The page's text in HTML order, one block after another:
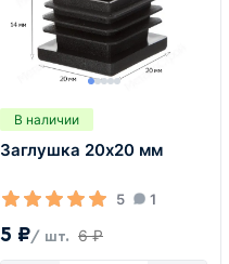
В наличии
Заглушка 20х20 мм
5 1
5 ₽/ шт. 6 ₽